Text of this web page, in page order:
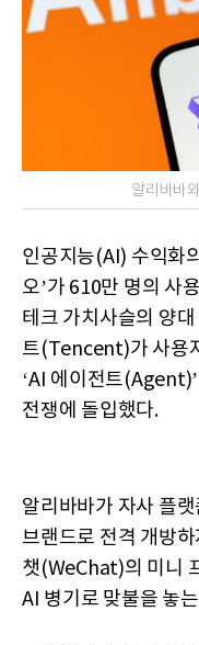
알리바바
인공지능(AI) 수익화
오’가 610만 명의 사
테크 가치사슬의 양
트(Tencent)가 사용
‘AI 에이전트
전쟁에 돌입했다.
알리바바가 자사 플
브랜드로 전격 개방
챗(WeChat)의 미니
AI 병기로 맞불을 놓